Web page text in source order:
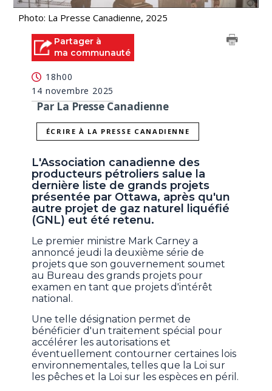
Photo: La Presse Canadienne, 2025
Partager à
ma communauté
18h00
14 novembre 2025
Par La Presse Canadienne
ÉCRIRE À LA PRESSE CANADIENNE
L'Association canadienne des
producteurs pétroliers salue la
dernière liste de grands projets
présentée par Ottawa, après qu'un
autre projet de gaz naturel liquéfié
(GNL) eut été retenu.
Le premier ministre Mark Carney a
annoncé jeudi la deuxième série de
projets que son gouvernement soumet
au Bureau des grands projets pour
examen en tant que projets d'intérêt
national.
Une telle désignation permet de
bénéficier d'un traitement spécial pour
accélérer les autorisations et
éventuellement contourner certaines lois
environnementales, telles que la Loi sur
les pêches et la Loi sur les espèces en péril.